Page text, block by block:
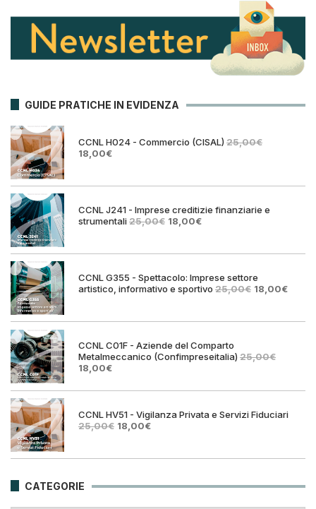
GUIDE PRATICHE IN EVIDENZA
CCNL H024 - Commercio (CISAL) 25,00€
Il
era:
18,00€Il
è:
CCNL J241 - Imprese creditizie finanziarie e
strumentali25,00€ Il
era:
18,00€Il
è:
CCNL G355 - Spettacolo: Imprese settore
artistico, informativo e sportivo 25,00€ Il
era:
18,00€Il
è:
CCNL C01F - Aziende del Comparto
Metalmeccanico (Confimpreseitalia) 25,00€
Il
originale
25,00€.
18,00€Il
attuale
18,00€.
CCNL HV51 - Vigilanza Privata e Servizi Fiduciari
25,00€ Il
era:
18,00€Il
è:
CATEGORIE